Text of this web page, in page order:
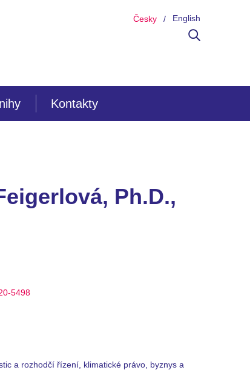
Česky English
Kontakty
Ph.D.,
5498
a rozhodčí řízení, klimatické právo, byznys a